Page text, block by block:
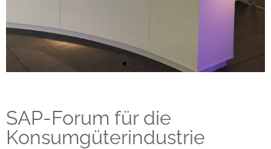
SAP-Forum für die
Konsumgüterindustrie